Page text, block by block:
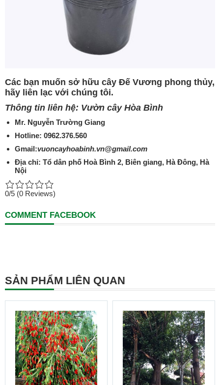
Các bạn muốn sở hữu cây Đế Vương phong thủy,
hãy liên lạc với chúng tôi.
Thông tin liên hệ: Vườn cây Hòa Bình
Mr. Nguyễn Trường Giang
Hotline: 0962.376.560
Gmail:vuoncayhoabinh.vn@gmail.com
Địa chỉ: Tổ dân phố Hoà Bình 2, Biên giang, Hà Đông, Hà
Nội
0/5 (0 Reviews)
COMMENT FACEBOOK
SẢN PHẨM LIÊN QUAN